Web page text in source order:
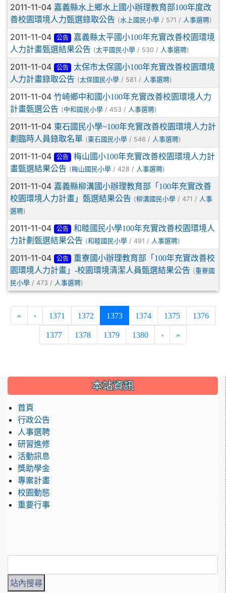
2011-11-04 嘉義縣水上鄉水上國小辦理教育部100年度改
善校園環境人力甄選錄取公告 (水上國民小學 / 571 / 人事選聘)
2011-11-04 公告
嘉義縣太平國小100年充實改善校園環境
人力計畫甄選結果公告 (太平國民小學 / 530 / 人事選聘)
2011-11-04 公告
太保市太保國小100年充實改善校園環境
人力計畫錄取公告 (太保國民小學 / 581 / 人事選聘)
2011-11-04 竹崎鄉中和國小100年充實改善校園環境人力
計畫甄選公告 (中和國民小學 / 453 / 人事選聘)
2011-11-04 東石國民小學~100年充實改善校園環境人力計
劃臨時人員錄取名單 (東石國民小學 / 546 / 人事選聘)
2011-11-04 公告
梅山國小100年充實改善校園環境人力計
畫甄選結果公告 (梅山國民小學 / 428 / 人事選聘)
2011-11-04 嘉義縣柳溝國小辦理教育部「100年充實改善
校園環境人力計畫」甄選結果公告 (柳溝國民小學 / 471 / 人事
選聘)
2011-11-04 公告
和睦國民小學100年充實改善校園環境人
力計劃甄選結果公告 (和睦國民小學 / 491 / 人事選聘)
2011-11-04 公告
重寮國小辦理教育部「100年充實改善校
園環境人力計畫」-校園環境清潔人員甄選結果公告 (重寮國
民小學 / 473 / 人事選聘)
« ‹ 1371 1372 1373(current)
1374 1375 1376
1377 1378 1379 1380 › »
::: 本站資訊
首頁
行政公告
人事選聘
研習進修
活動訊息
獎助學金
專案計畫
校園動態
重要行事